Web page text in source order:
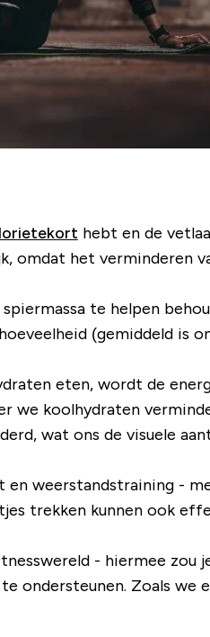
hebt en de
het verminderen
te helpen
(gemiddeld is
eten, wordt de
we koolhydraten
wat ons de visuele
weerstandstraining -
trekken kunnen ook
- hiermee zou
Zoals we